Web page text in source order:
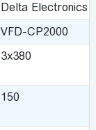
Delta Electronics
VFD-CP2000
3x380
150